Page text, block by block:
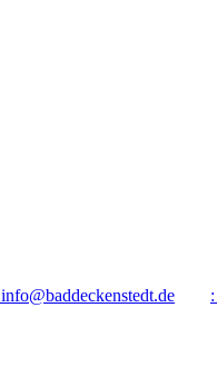
info@baddeckenstedt.de :